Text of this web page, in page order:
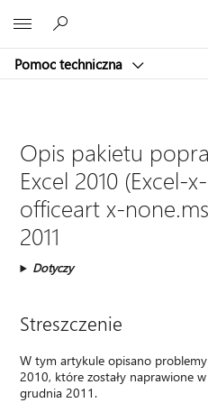
Pomoc techniczna
Opis pakietu
Excel 2010 (Excel-
officeart x-
2011
Dotyczy
Streszczenie
W tym artykule opisano
2010, które zostały naprawione
grudnia 2011.